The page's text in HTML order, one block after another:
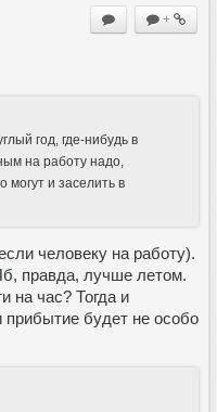
+
год, где-нибудь в
на работу надо,
и заселить в
человеку на работу).
правда, лучше летом.
на час? Тогда и
будет не особо